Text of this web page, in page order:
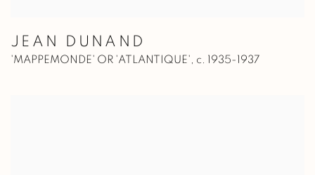
JEAN DUNAND
'MAPPEMONDE' OR 'ATLANTIQUE', c. 1935-1937